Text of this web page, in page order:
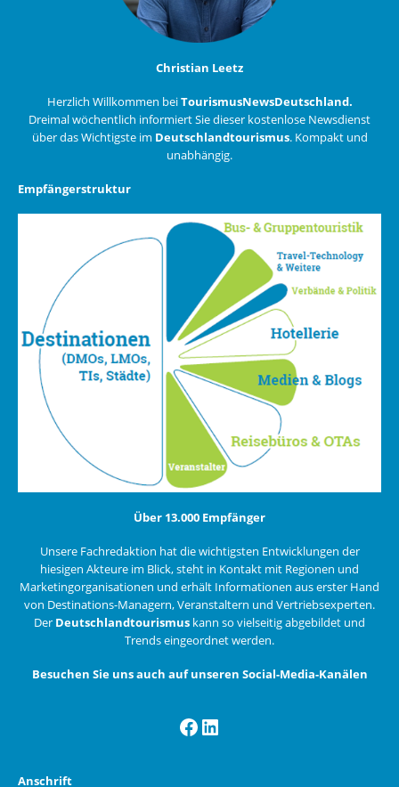
Christian Leetz
Herzlich Willkommen beiTourismusNewsDeutschland.
Dreimal wöchentlich informiert Sie dieser kostenlose Newsdienst
über das Wichtigste im Deutschlandtourismus. Kompakt und
unabhängig.
Empfängerstruktur
Über 13.000 Empfänger
Unsere Fachredaktion hat die wichtigsten Entwicklungen der
hiesigen Akteure im Blick, steht in Kontakt mit Regionen und
Marketingorganisationen und erhält Informationen aus erster Hand
von Destinations-Managern, Veranstaltern und Vertriebsexperten.
Der Deutschlandtourismus kann so vielseitig abgebildet und
Trends eingeordnet werden.
Besuchen Sie uns auch auf unseren Social-Media-Kanälen
Facebook
LinkedIn
Anschrift